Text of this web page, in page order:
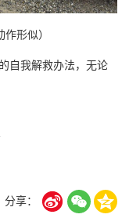
形似）
自我解救办法，无论
分享：